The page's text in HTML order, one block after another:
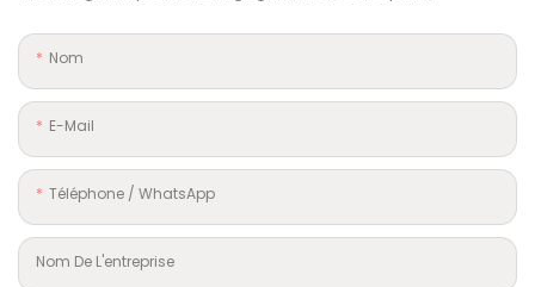
Nom
E-Mail
Téléphone / WhatsApp
Nom De L'entreprise